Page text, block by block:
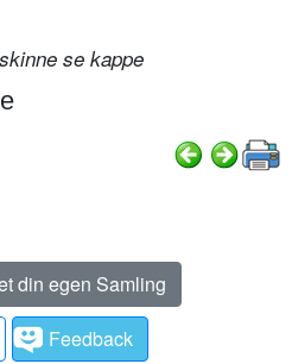
se kappe
din egen Samling
Feedback